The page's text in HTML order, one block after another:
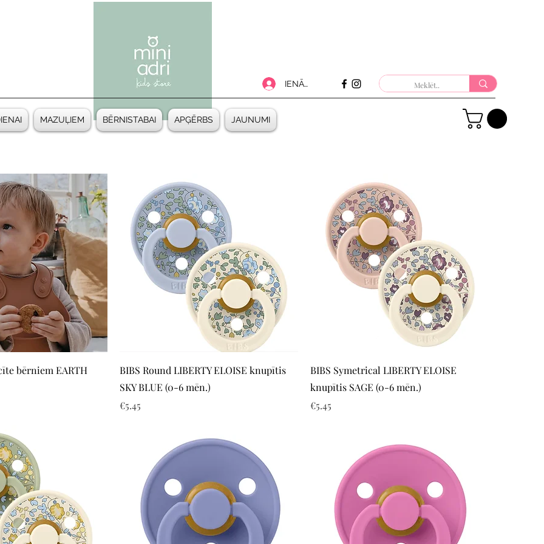
MAZUĻIEM BĒRNISTABAI APĢĒRBS JAUNUMI
IENĀKT
View
bērniem EARTH
Quick View
BIBS Round LIBERTY ELOISE knupītis
SKY BLUE (0-6 mēn.)
Price
€5.45
Quick View
BIBS Symetrical LIBERTY ELOISE
knupītis SAGE (0-6 mēn.)
Price
€5.45